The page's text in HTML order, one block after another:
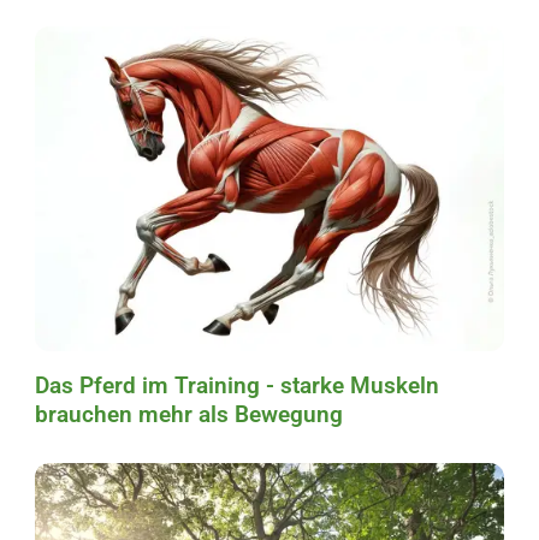
Das Pferd im Training - starke Muskeln
brauchen mehr als Bewegung